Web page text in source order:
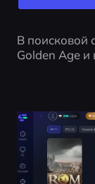
В поисковой
Golden Age и